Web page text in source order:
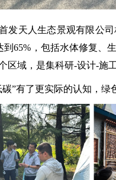
发天人生态景观有限公
65%，包括水体修复
域，是集科研-设计-施
”有了更实际的认知，绿